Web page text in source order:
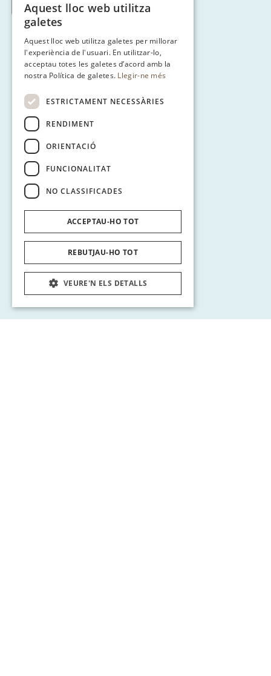
SPANISH
GERMAN
Aquest lloc web utilitza
galetes
Aquest lloc web utilitza galetes per millorar
l'experiència de l'usuari. En utilitzar-lo,
acceptau totes les galetes d’acord amb la
nostra Política de galetes. Llegir-ne més
ESTRICTAMENT NECESSÀRIES
RENDIMENT
ORIENTACIÓ
FUNCIONALITAT
NO CLASSIFICADES
ACCEPTAU-HO TOT
REBUTJAU-HO TOT
VEURE'N ELS DETALLS